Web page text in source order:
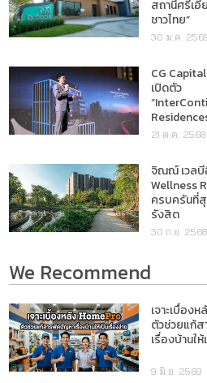
สถานีศรีเอี่
ชาวไทย”
30 ม.ค.
CG
เปิดตัว
Asoke”
21 ต.ค. 2568
จิณณ์ เวลบี
Wellness
ครบครันที่
รังสิต
30 ก.ย. 2568
We Recommend
เจาะเบื้อง
ตัวช่วยแก้
เรื่องบ้านใ
9 มิ.ย. 2569